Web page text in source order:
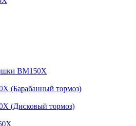
BM150X
(Барабанный тормоз)
(Дисковый тормоз)